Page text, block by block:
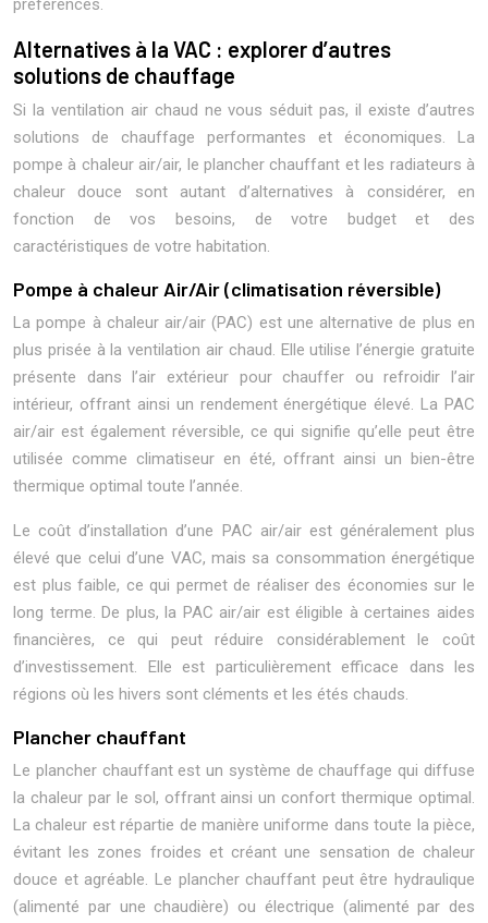
préférences.
Alternatives à la VAC : explorer d’autres
solutions de chauffage
Si la ventilation air chaud ne vous séduit pas, il existe d’autres
solutions de chauffage performantes et économiques. La
pompe à chaleur air/air, le plancher chauffant et les radiateurs à
chaleur douce sont autant d’alternatives à considérer, en
fonction de vos besoins, de votre budget et des
caractéristiques de votre habitation.
Pompe à chaleur Air/Air (climatisation réversible)
La pompe à chaleur air/air (PAC) est une alternative de plus en
plus prisée à la ventilation air chaud. Elle utilise l’énergie gratuite
présente dans l’air extérieur pour chauffer ou refroidir l’air
intérieur, offrant ainsi un rendement énergétique élevé. La PAC
air/air est également réversible, ce qui signifie qu’elle peut être
utilisée comme climatiseur en été, offrant ainsi un bien-être
thermique optimal toute l’année.
Le coût d’installation d’une PAC air/air est généralement plus
élevé que celui d’une VAC, mais sa consommation énergétique
est plus faible, ce qui permet de réaliser des économies sur le
long terme. De plus, la PAC air/air est éligible à certaines aides
financières, ce qui peut réduire considérablement le coût
d’investissement. Elle est particulièrement efficace dans les
régions où les hivers sont cléments et les étés chauds.
Plancher chauffant
Le plancher chauffant est un système de chauffage qui diffuse
la chaleur par le sol, offrant ainsi un confort thermique optimal.
La chaleur est répartie de manière uniforme dans toute la pièce,
évitant les zones froides et créant une sensation de chaleur
douce et agréable. Le plancher chauffant peut être hydraulique
(alimenté par une chaudière) ou électrique (alimenté par des